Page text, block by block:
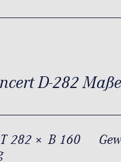
D-282 Maße
T 282 × B 160